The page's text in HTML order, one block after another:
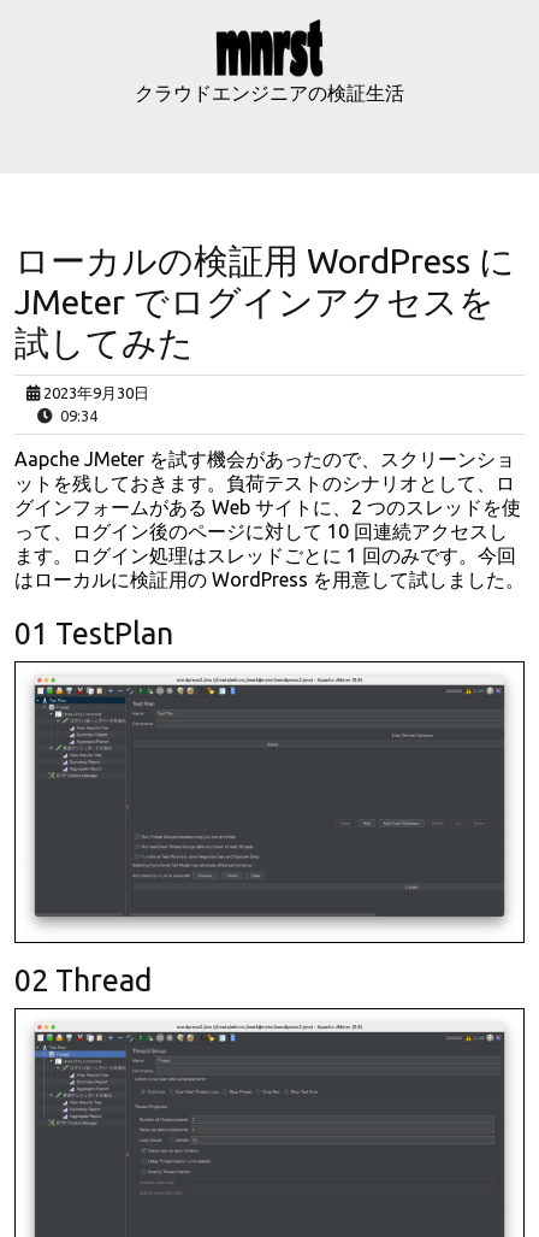
クラウドエンジニアの検証生活
ローカルの検証用 WordPress に
JMeter でログインアクセスを
試してみた
2023年9月30日
09:34
Aapche JMeter を試す機会があったので、スクリーンショ
ットを残しておきます。負荷テストのシナリオとして、ロ
グインフォームがある Web サイトに、2 つのスレッドを使
って、ログイン後のページに対して 10 回連続アクセスし
ます。ログイン処理はスレッドごとに 1 回のみです。今回
はローカルに検証用の WordPress を用意して試しました。
01 TestPlan
02 Thread